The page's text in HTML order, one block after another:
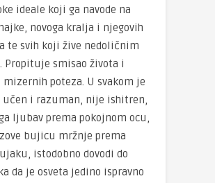
ideale koji ga navode na
novoga kralja i njegovih
te svih koji žive nedoličnim
Propituje smisao života i
poteza. U svakom je
učen i razuman, nije ishitren,
ljubav prema pokojnom ocu,
bujicu mržnje prema
istodobno dovodi do
da je osveta jedino ispravno